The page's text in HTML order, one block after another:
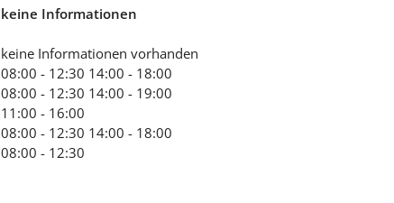
keine Informationen
keine Informationen vorhanden
08:00 - 12:30 14:00 - 18:00
08:00 - 12:30 14:00 - 19:00
11:00 - 16:00
08:00 - 12:30 14:00 - 18:00
08:00 - 12:30